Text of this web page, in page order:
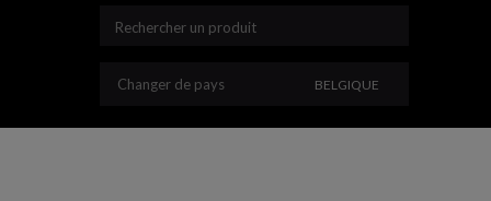
Changer de pays CHANGER DE PAYS
BELGIQUE